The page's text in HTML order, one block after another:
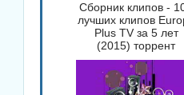
Сборник клипов -
лучших клипов
Plus TV за 5 лет
(2015) торрент